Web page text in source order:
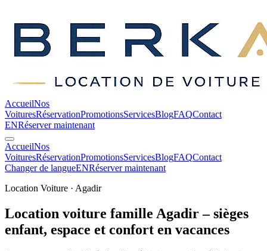
AccueilNos
VoituresRéservationPromotionsServicesBlogFAQContact
ENRéserver maintenant
AccueilNos
VoituresRéservationPromotionsServicesBlogFAQContact
Changer de langueENRéserver maintenant
Location Voiture · Agadir
Location voiture famille Agadir – sièges
enfant, espace et confort en vacances